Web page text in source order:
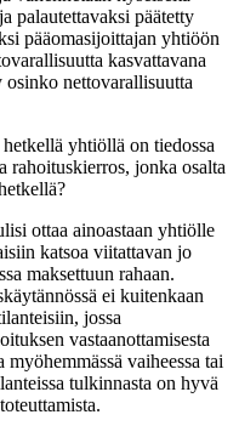
palautettavaksi päätetty
pääomasijoittajan yhtiöön
kasvattavana
osinko nettovarallisuutta
yhtiöllä on tiedossa
rahoituskierros, jonka osalta
ottaa ainoastaan yhtiölle
katsoa viitattavan jo
maksettuun rahaan.
ei kuitenkaan
jossa
vastaanottamisesta
vaiheessa tai
tulkinnasta on hyvä